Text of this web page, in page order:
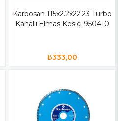
Karbosan 115x2.2x22.23 Turbo
Kanallı Elmas Kesici 950410
₺333,00